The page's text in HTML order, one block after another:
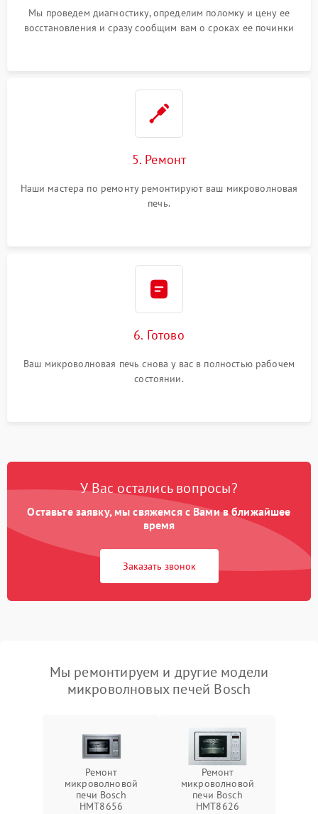
Мы проведем диагностику, определим поломку и цену ее
восстановления и сразу сообщим вам о сроках ее починки
5. Ремонт
Наши мастера по ремонту ремонтируют ваш микроволновая
печь.
6. Готово
Ваш микроволновая печь снова у вас в полностью рабочем
состоянии.
У Вас остались вопросы?
Оставьте заявку, мы свяжемся с Вами в ближайшее
время
Заказать звонок
Мы ремонтируем и другие модели
микроволновых печей Bosch
Ремонт
микроволновой
печи Bosch
HMT8656
Ремонт
микроволновой
печи Bosch
HMT8626